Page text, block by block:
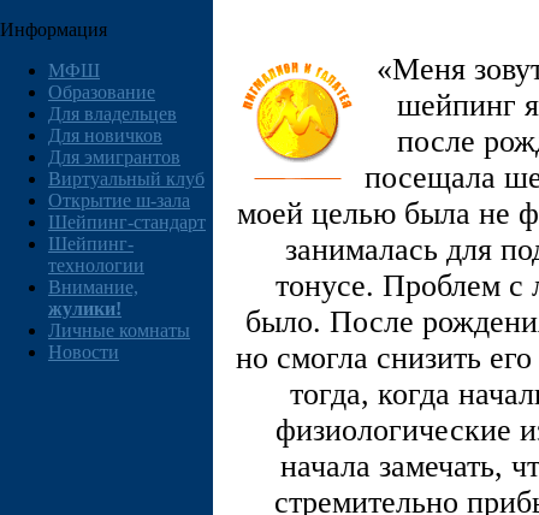
Информация
МФШ
Образование
Для владельцев
Для новичков
Для эмигрантов
Виртуальный клуб
Открытие ш-зала
Шейпинг-стандарт
Шейпинг-
технологии
Внимание,
жулики!
Личные комнаты
Новости
«Меня
шейпинг
после
посещала
моей целью была не
занималась для
тонусе. Проблем с
было. После
но смогла снизить
тогда, когда
физиологические
начала замечать,
стремительно